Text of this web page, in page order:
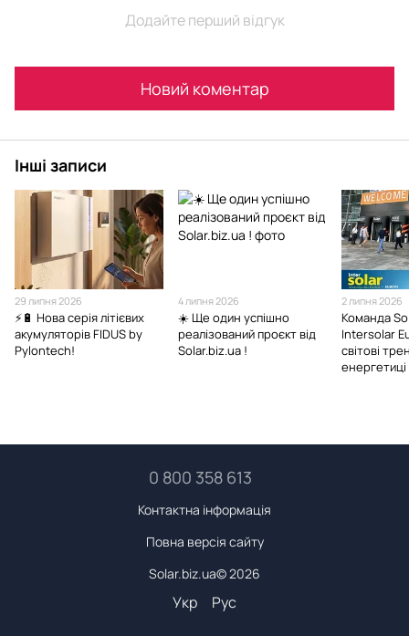
Додайте перший відгук
Новий коментар
Інші записи
29 липня 2026
⚡🔋 Нова серія літієвих
акумуляторів FIDUS by
Pylontech!
4 липня 2026
☀️ Ще один успішно
реалізований проєкт від
Solar.biz.ua !
2 липня 2026
Команда
Intersolar
світові
0 800 358 613
Контактна інформація
Повна версія сайту
Solar.biz.ua© 2026
Укр Рус